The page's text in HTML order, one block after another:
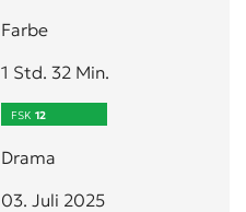
Farbe
1 Std. 32 Min.
FSK 12
Drama
03. Juli 2025